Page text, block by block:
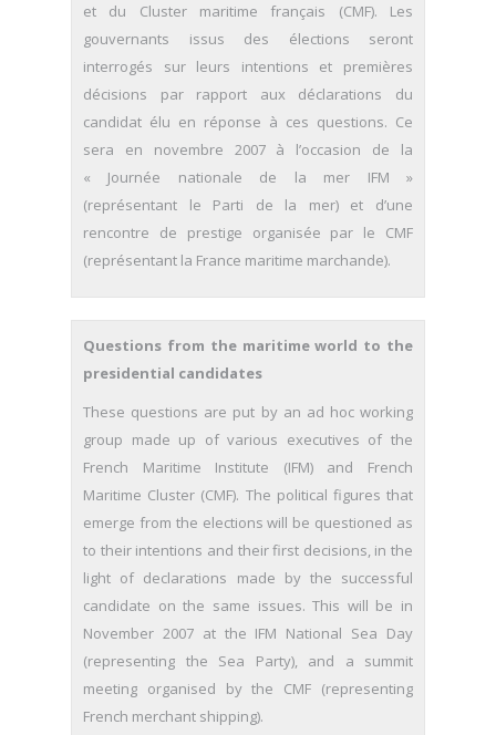
et du Cluster maritime français (CMF). Les
gouvernants issus des élections seront
interrogés sur leurs intentions et premières
décisions par rapport aux déclarations du
candidat élu en réponse à ces questions. Ce
sera en novembre 2007 à l’occasion de la
« Journée nationale de la mer IFM »
(représentant le Parti de la mer) et d’une
rencontre de prestige organisée par le CMF
(représentant la France maritime marchande).
Questions from the maritime world to the
presidential candidates
These questions are put by an ad hoc working
group made up of various executives of the
French Maritime Institute (IFM) and French
Maritime Cluster (CMF). The political figures that
emerge from the elections will be questioned as
to their intentions and their first decisions, in the
light of declarations made by the successful
candidate on the same issues. This will be in
November 2007 at the IFM National Sea Day
(representing the Sea Party), and a summit
meeting organised by the CMF (representing
French merchant shipping).